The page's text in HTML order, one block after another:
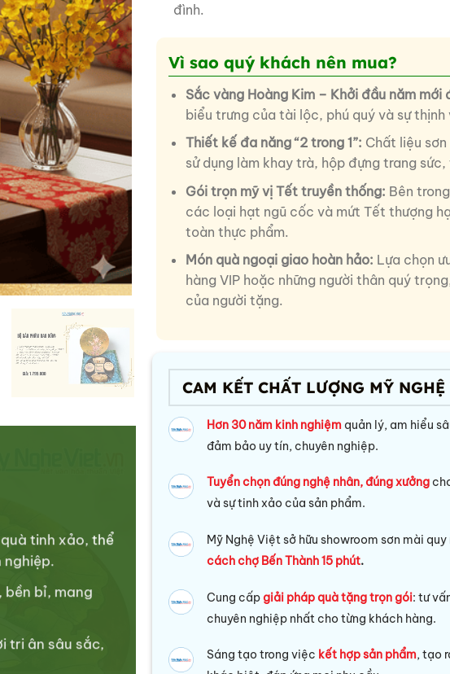
tinh xảo, thể
bền bỉ, mang
tri ân sâu sắc,
đình.
Vì sao quý khách nên mua?
Sắc vàng Hoàng Kim – Khởi đầu năm mới
biểu trưng của tài lộc, phú quý và sự thịnh
Thiết kế đa năng “2 trong 1”: Chất liệu
sử dụng làm khay trà, hộp đựng trang
Gói trọn mỹ vị Tết truyền thống: Bên
các loại hạt ngũ cốc và mứt Tết thượng
toàn thực phẩm.
Món quà ngoại giao hoàn hảo: Lựa chọn
hàng VIP hoặc những người thân quý
của người tặng.
CAM KẾT CHẤT LƯỢNG MỸ
Hơn 30 năm kinh nghiệm quản lý, am hiểu
đảm bảo uy tín, chuyên nghiệp.
Tuyển chọn đúng nghệ nhân, đúng xưởng
và sự tinh xảo của sản phẩm.
Mỹ Nghệ Việt sở hữu showroom sơn mài
cách chợ Bến Thành 15 phút.
Cung cấpgiải pháp quà tặng trọn gói: tư
chuyên nghiệp nhất cho từng khách hàng.
Sáng tạo trong việc kết hợp sản phẩm, tạo